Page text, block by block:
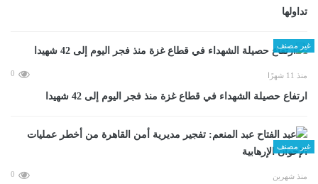
تداولها
غير مصنف
منذ 11 شهرًا 0
ارتفاع حصيلة الشهداء في قطاع غزة منذ فجر اليوم إلى 42 شهيدا
غير مصنف
منذ شهرين 0